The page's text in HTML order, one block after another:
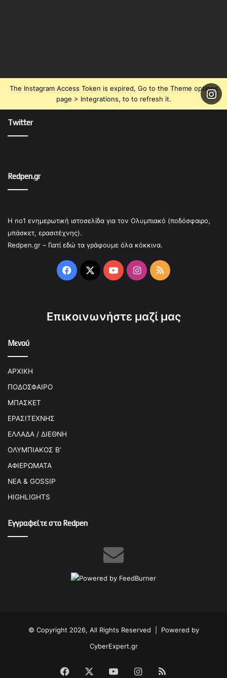
The Instagram Access Token is expired, Go to the Theme options
page > Integrations, to to refresh it.
Twitter
Redpen.gr
Η no1 ενημερωτική ιστοσελίδα για τον Ολυμπιακό (ποδόσφαιρο,
μπάσκετ, ερασιτέχνης).
Redpen.gr – Γιατί εδώ τα γράφουμε όλα κόκκινα.
Facebook
X YouTubeInstagram
RSS
Επικοινωνήστε μαζί μας
Μενού
ΑΡΧΙΚΗ
ΠΟΔΟΣΦΑΙΡΟ
ΜΠΑΣΚΕΤ
ΕΡΑΣΙΤΕΧΝΗΣ
ΕΛΛΑΔΑ / ΔΙΕΘΝΗ
ΟΛΥΜΠΙΑΚΟΣ Β’
ΑΦΙΕΡΩΜΑΤΑ
ΝΕΑ & GOSSIP
HIGHLIGHTS
Εγγραφείτε στο Redpen
© Copyright 2026, All Rights Reserved | Powered by
CyberExpert.gr
Facebook YouTubeInstagram
RSS